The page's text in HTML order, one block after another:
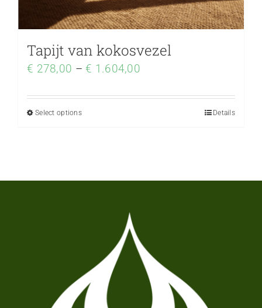
Tapijt van kokosvezel
€ 278,00 –€ 1.604,00
Select options Details